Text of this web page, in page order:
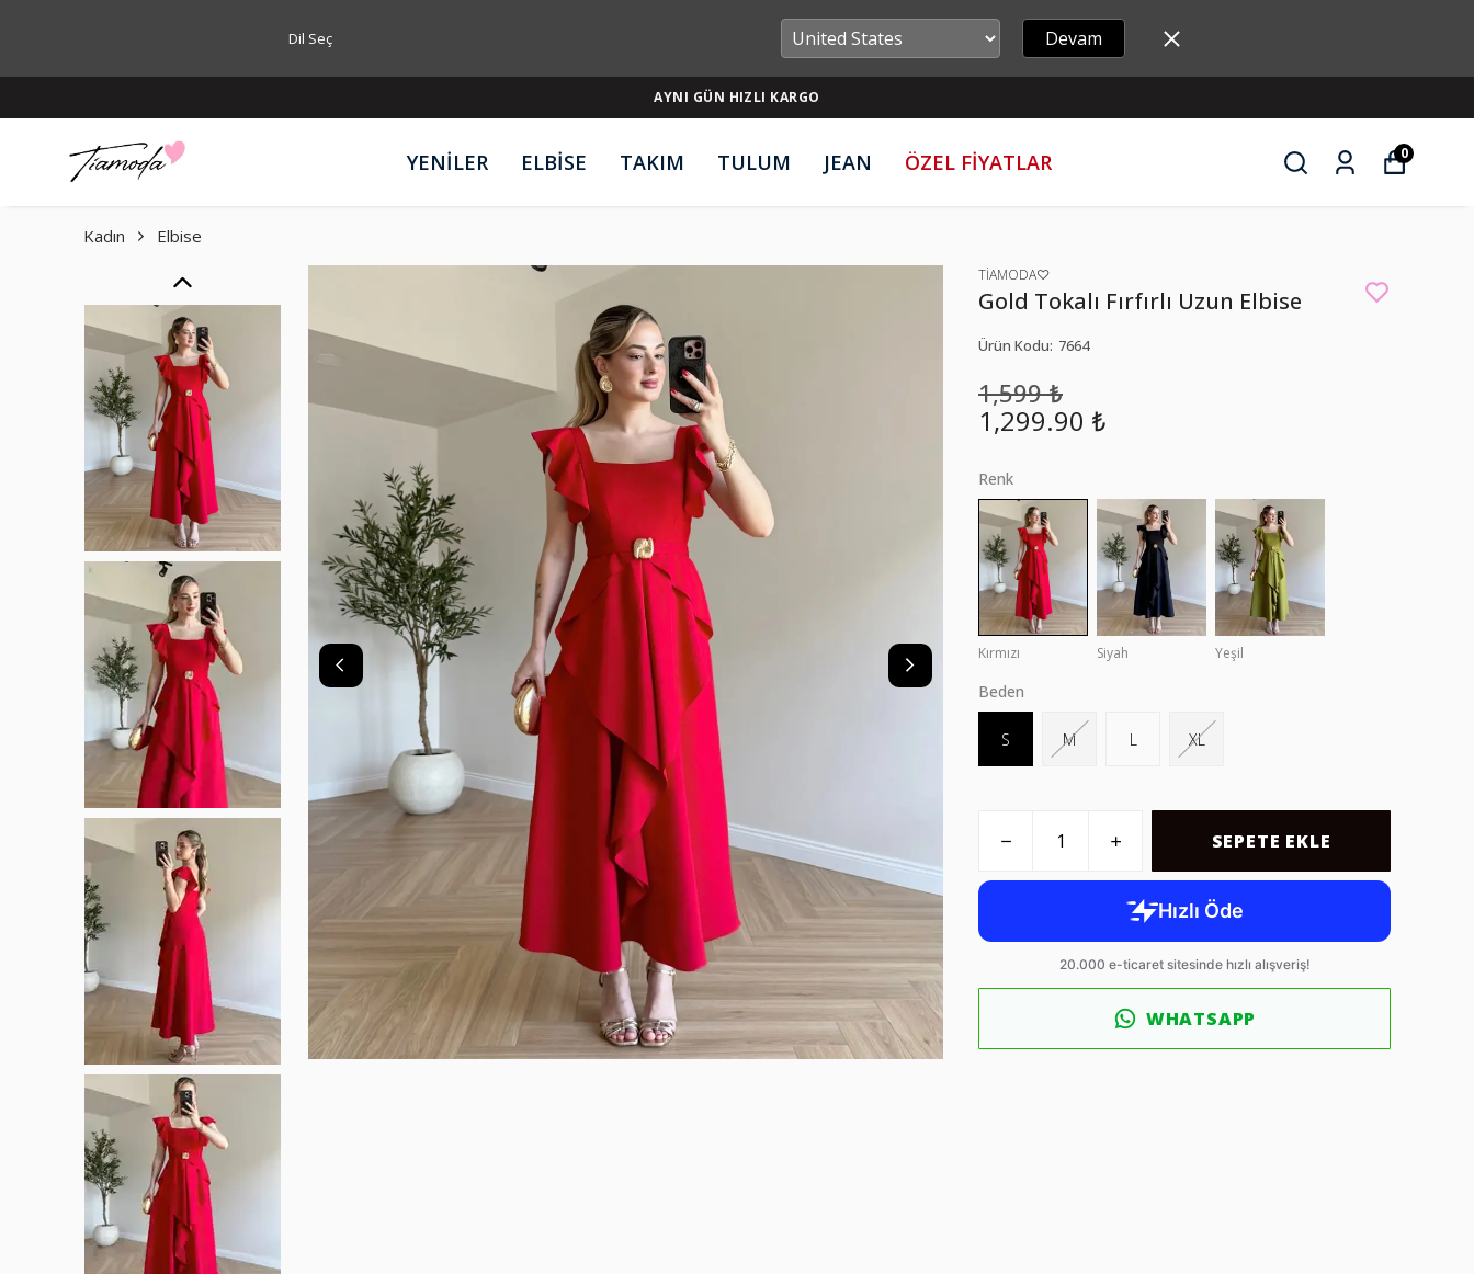
Dil Seç Devam
AYNI GÜN HIZLI KARGO
YENİLER ELBİSE TAKIM TULUM JEAN ÖZEL FİYATLAR 0
Kadın Elbise
TİAMODA♡
Gold Tokalı Fırfırlı Uzun Elbise
Ürün Kodu: 7664
1,599 ₺
1,299.90 ₺
Renk
Kırmızı Siyah Yeşil
Beden
S M L XL
SEPETE EKLE
WHATSAPP